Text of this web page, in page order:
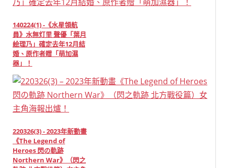
140224(1) -《水星領航
員》水無灯里 聲優「葉月
絵理乃」確定去年12月結
婚、原作者贈「萌加濕
器」！
220326(3) - 2023年新動畫
《The Legend of
Heroes 閃の軌跡
Northern War》（閃之